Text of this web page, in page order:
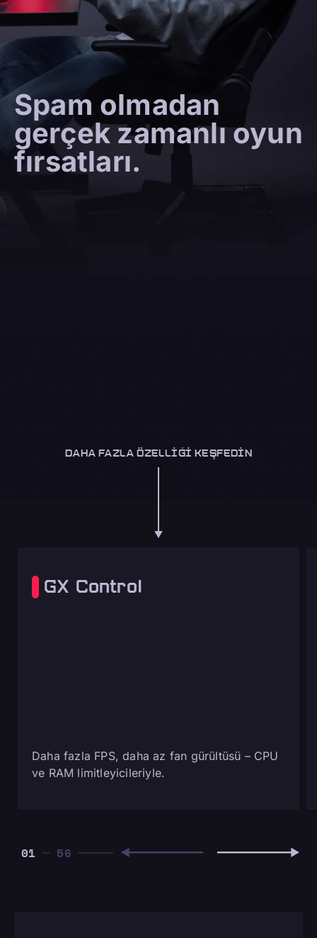
Spam olmadan
gerçek zamanlı oyun
fırsatları.
DAHA FAZLA ÖZELLIĞI KEŞFEDIN
GX Control
Daha fazla FPS, daha az fan gürültüsü – CPU
ve RAM limitleyicileriyle.
01